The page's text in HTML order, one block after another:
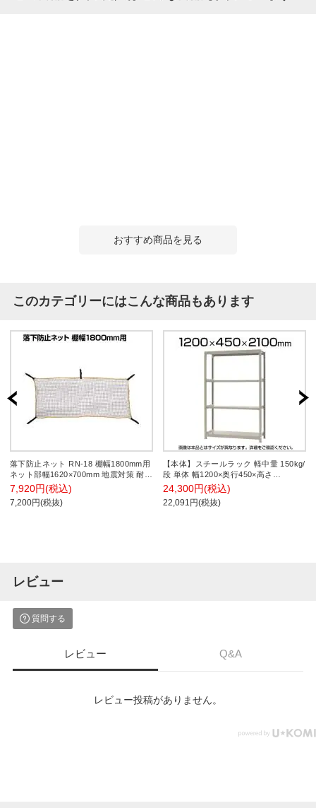
おすすめ商品を見る
このカテゴリーにはこんな商品もあります
落下防止ネット RN-18 棚幅1800mm用
ネット部幅1620×700mm 地震対策 耐震
防災 固定
7,920円(税込)
7,200円(税抜)
【本体】スチールラック 軽中量 150kg/
段 単体 幅1200×奥行450×高さ
2100mm-4段
24,300円(税込)
22,091円(税抜)
レビュー
質問する
レビュー Q&A
レビュー投稿がありません。